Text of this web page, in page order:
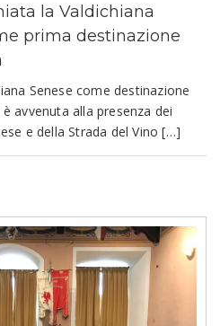
la Valdichiana
prima destinazione
Senese come destinazione
avvenuta alla presenza dei
e della Strada del Vino […]